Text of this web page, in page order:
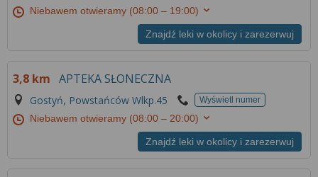
Niebawem otwieramy (08:00 – 19:00)
Znajdź leki w okolicy i zarezerwuj
3,8 km APTEKA SŁONECZNA
Gostyń, Powstańców Wlkp.45 Wyświetl numer
Niebawem otwieramy (08:00 – 20:00)
Znajdź leki w okolicy i zarezerwuj